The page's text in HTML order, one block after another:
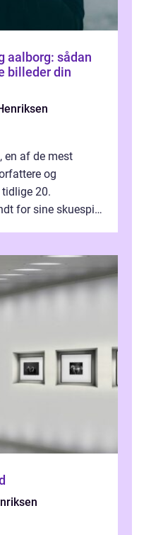
aalborg: sådan
billeder din
en af de mest
og
20.
for sine skuespil.